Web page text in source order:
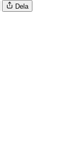
Dela